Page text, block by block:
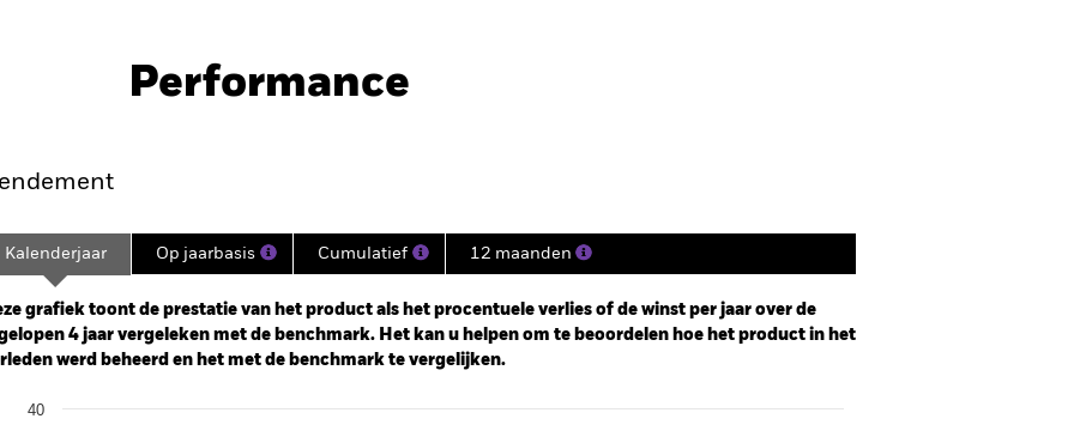
Performance
2021-11-30 00:00:00 to 2026-07-31 00:00:00.
-50 to 100.
Kalenderjaar Op jaarbasis Cumulatief 12 maanden
grafiek toont de prestatie van het product als het procentuele verlies of de winst per jaar over de
4 jaar vergeleken met de benchmark. Het kan u helpen om te beoordelen hoe het product in het
werd beheerd en het met de benchmark te vergelijken.
chart with 3 data series.
40